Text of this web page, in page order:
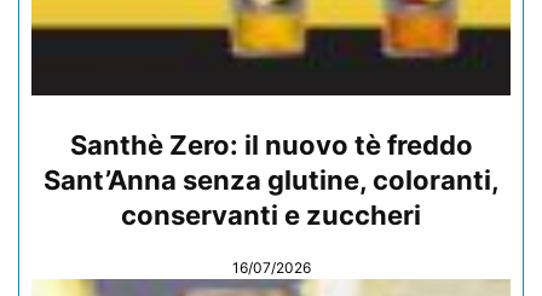
Santhè Zero: il nuovo tè freddo
Sant’Anna senza glutine, coloranti,
conservanti e zuccheri
16/07/2026